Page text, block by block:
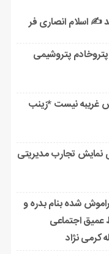
✍️ اسلام انصاری فر
پتروشیمی
غریبه نیست *زینب
نمایش تجارب مدیریتی
شده بنام بدره و
روابط عمیق اجتماعی
نژاد